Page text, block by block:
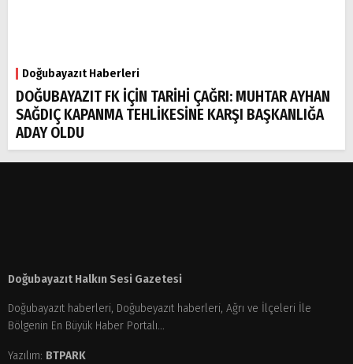
Doğubayazıt Haberleri
DOĞUBAYAZIT FK İÇİN TARİHİ ÇAĞRI: MUHTAR AYHAN
SAĞDIÇ KAPANMA TEHLİKESİNE KARŞI BAŞKANLIĞA
ADAY OLDU
Doğubayazıt Halkın Sesi Gazetesi
Doğubayazıt haberleri, Doğubeyazıt haberleri, Ağrı ve İlçeleri İle
Bölgenin En Büyük Haber Portalı...
Yazılım: BTPARK